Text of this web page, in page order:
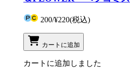
200/¥220(税込)
カートに追加
カートに追加しました